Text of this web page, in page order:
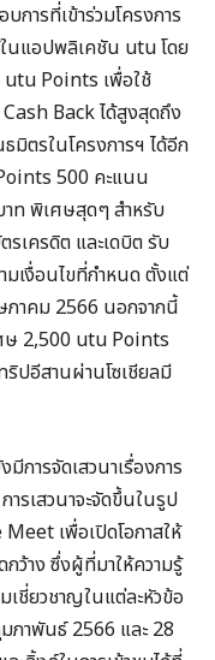
การที่เข้าร่วมโครงการ
นแอปพลิเคชัน utu โดย
utu Points เพื่อใช้
Back ได้สูงสุดถึง
ตรในโครงการฯ ได้อีก
500 คะแนน
ท พิเศษสุดๆ สำหรับ
เครดิต และเดบิต รับ
เงื่อนไขที่กำหนด ตั้งแต่
าคม 2566 นอกจากนี้
ษ 2,500 utu Points
ปอีสานผ่านโซเชียลมี
การจัดเสวนาเรื่องการ
ารเสวนาจะจัดขึ้นในรูป
เพื่อเปิดโอกาสให้
กว้าง ซึ่งผู้ที่มาให้ความรู้
ชี่ยวชาญในแต่ละหัวข้อ
าพันธ์ 2566 และ 28